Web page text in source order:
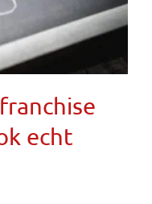
echt